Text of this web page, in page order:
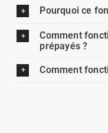
Pourquoi ce
Comment
prépayés ?
Comment